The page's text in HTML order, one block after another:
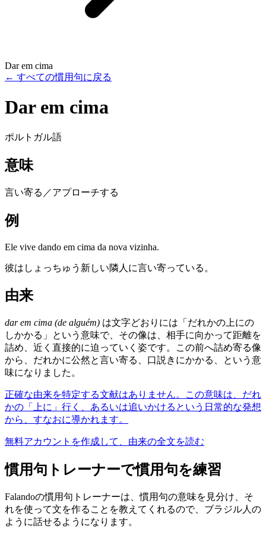
Dar em cima
← すべての慣用句に戻る
Dar em cima
ポルトガル語
意味
言い寄る／アプローチする
例
Ele vive dando em cima da nova vizinha.
彼はしょっちゅう新しい隣人に言い寄っている。
由来
dar em cima (de alguém) は文字どおりには「だれかの上にの
しかかる」という意味で、その像は、相手に向かって距離を
詰め、近く直接的に迫っていく姿です。この前へ詰め寄る像
から、だれかに公然と言い寄る、口説きにかかる、という意
味になりました。
正確な由来を特定する文献はありません。この意味は、だれ
かの「上に」行く、あるいは追いかけるという日常的な発想
から、すなおに導かれます。
無料アカウントを作成して、由来の全文を読む
慣用句トレーナーで慣用句を練習
Falandoの慣用句トレーナーは、慣用句の意味を見分け、そ
れを使って文を作ることを教えてくれるので、ブラジル人の
ように話せるようになります。